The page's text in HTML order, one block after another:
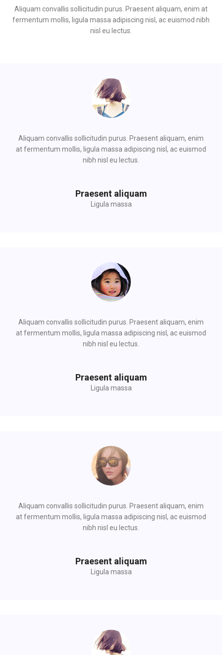
Aliquam convallis sollicitudin purus. Praesent aliquam, enim at
fermentum mollis, ligula massa adipiscing nisl, ac euismod nibh
nisl eu lectus.
Aliquam convallis sollicitudin purus. Praesent aliquam, enim
at fermentum mollis, ligula massa adipiscing nisl, ac euismod
nibh nisl eu lectus.
Praesent aliquam
Ligula massa
Aliquam convallis sollicitudin purus. Praesent aliquam, enim
at fermentum mollis, ligula massa adipiscing nisl, ac euismod
nibh nisl eu lectus.
Praesent aliquam
Ligula massa
Aliquam convallis sollicitudin purus. Praesent aliquam, enim
at fermentum mollis, ligula massa adipiscing nisl, ac euismod
nibh nisl eu lectus.
Praesent aliquam
Ligula massa